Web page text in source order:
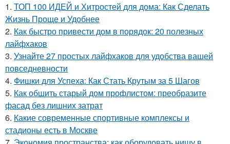
1. ТОП 100 ИДЕЙ и Хитростей для дома: Как Сделать
Жизнь Проще и Удобнее
2. Как быстро привести дом в порядок: 20 полезных
лайфхаков
3. Узнайте 27 простых лайфхаков для удобства вашей
повседневности
4. Фишки для Успеха: Как Стать Крутым за 5 Шагов
5. Как обшить старый дом профлистом: преобразите
фасад без лишних затрат
6. Какие современные спортивные комплексы и
стадионы есть в Москве